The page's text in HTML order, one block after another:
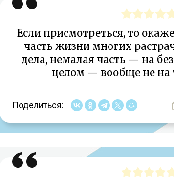
Если присмотреться, то
часть жизни многих
дела, немалая часть — на
целом — вообще не на
Поделиться: